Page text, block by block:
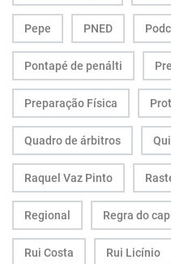
Pepe PNED
Pontapé de penálti
Preparação Física
Quadro de árbitros
Raquel Vaz Pinto
Regional Regra do
Rui Costa Rui Licínio